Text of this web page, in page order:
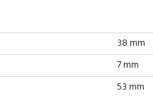
38 mm
7 mm
53 mm